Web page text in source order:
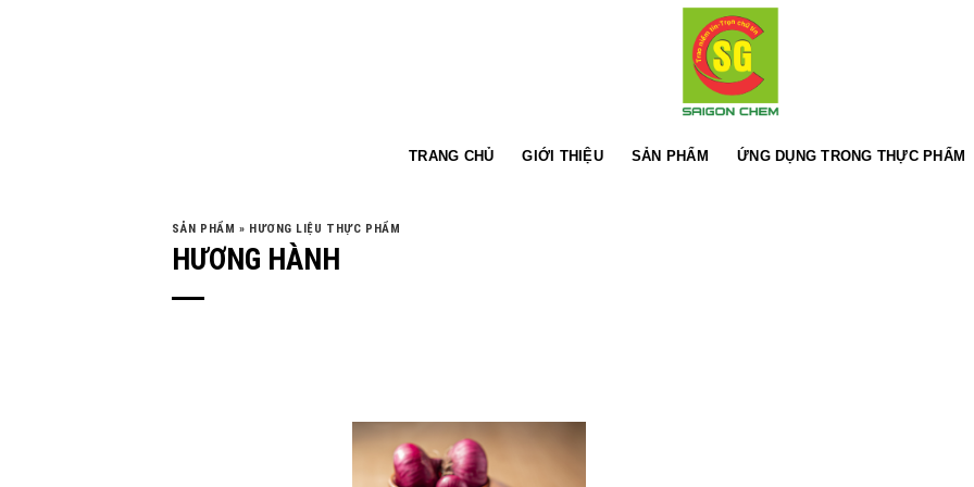
TRANG CHỦ GIỚI THIỆU SẢN PHẨM ỨNG DỤNG TRONG THỰC PHẨM
SẢN PHẨM » HƯƠNG LIỆU THỰC PHẨM
HƯƠNG HÀNH